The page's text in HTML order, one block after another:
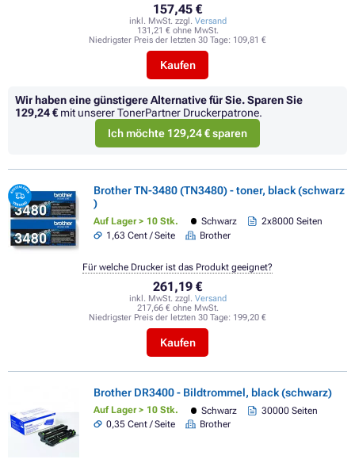
157,45 €
inkl. MwSt. zzgl. Versand
131,21 € ohne MwSt.
Niedrigster Preis der letzten 30 Tage: 109,81 €
Kaufen
Wir haben eine günstigere Alternative für Sie.Sparen Sie
129,24 € mit unserer TonerPartner Druckerpatrone.
Ich möchte 129,24 € sparen
Brother TN-3480 (TN3480) - toner, black (schwarz
)
Auf Lager > 10 Stk. Schwarz
2x8000 Seiten
1,63 Cent / Seite
Brother
261,19 €
inkl. MwSt. zzgl. Versand
217,66 € ohne MwSt.
Niedrigster Preis der letzten 30 Tage: 199,20 €
Kaufen
Für welche Drucker ist das Produkt geeignet?
Brother DR3400 - Bildtrommel, black (schwarz)
Auf Lager > 10 Stk. Schwarz
30000 Seiten
0,35 Cent / Seite
Brother